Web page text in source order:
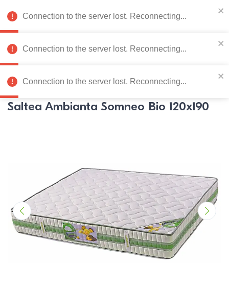
078 222 273 RU
Catalog de produse
0
Pagina principală Mobila dormitor Saltele Saltele
Saltea Ambianta Somneo Bio 120x190
Connection to the server lost. Reconnecting...
Connection to the server lost. Reconnecting...
Connection to the server lost. Reconnecting...